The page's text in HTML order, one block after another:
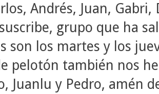
Andrés, Juan,
grupo que ha
son los martes y los
pelotón también nos
Juanlu y Pedro, amén